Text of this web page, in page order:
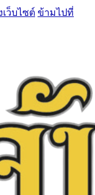
ว็บไซต์ ข้ามไปที่